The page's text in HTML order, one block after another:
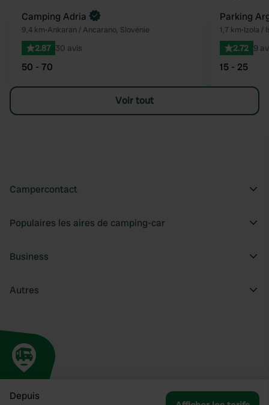
Depuis
Préféré
Reserve maintenant
Camping Adria
9,4 km•Ankaran / Ancarano, Slovénie
2.87 30 avis
50 - 70
Parking
1,7 km•Izola /
2.72 9
15 - 25
Voir tout
Campercontact
Populaires les aires de camping-car
Business
Autres